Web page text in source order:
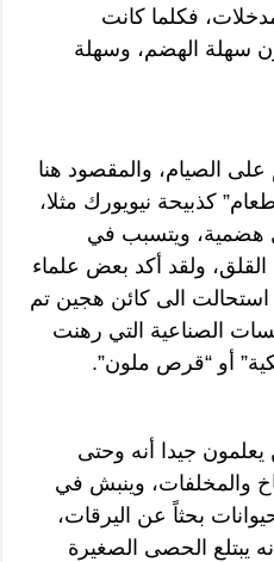
فكلما كانت
سهلة الهضم، وسهلة
الصيام، والمقصود هنا
كذبيحة نيويورك مثلا،
هضمية، ويتسبب في
ولقد أكد بعض علماء
استحالت الى كائن هجين تم
الصناعية التي رهنت
أو “قرص ملون”.
يعلمون جيدا أنه وحتى
والمخلفات، وينبش في
بحثاً عن اليرقات،
يبتلع الحصى الصغيرة